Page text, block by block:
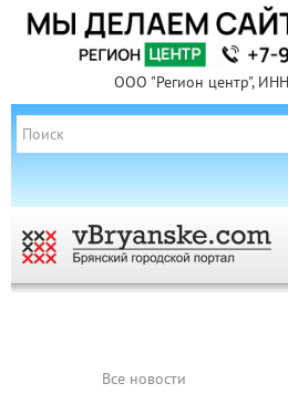
ООО "Регион центр",
Все новости